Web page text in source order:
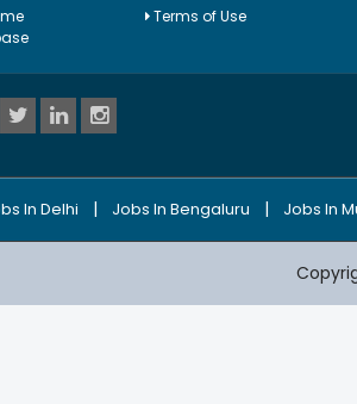
Terms of Use
In Delhi | Jobs In Bengaluru | Jobs In